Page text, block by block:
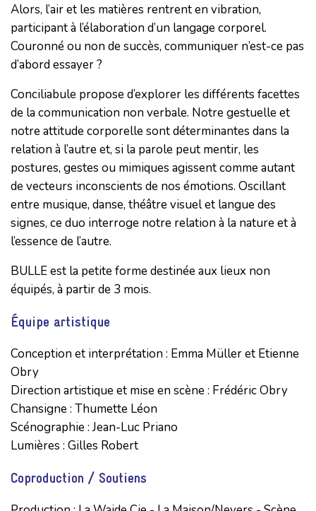
Alors, l’air et les matières rentrent en vibration,
participant à l’élaboration d’un langage corporel.
Couronné ou non de succès, communiquer n’est-ce pas
d’abord essayer ?
Conciliabule propose d’explorer les différents facettes
de la communication non verbale. Notre gestuelle et
notre attitude corporelle sont déterminantes dans la
relation à l’autre et, si la parole peut mentir, les
postures, gestes ou mimiques agissent comme autant
de vecteurs inconscients de nos émotions. Oscillant
entre musique, danse, théâtre visuel et langue des
signes, ce duo interroge notre relation à la nature et à
l’essence de l’autre.
BULLE est la petite forme destinée aux lieux non
équipés, à partir de 3 mois.
Équipe artistique
Conception et interprétation : Emma Müller et Etienne
Obry
Direction artistique et mise en scène : Frédéric Obry
Chansigne : Thumette Léon
Scénographie : Jean-Luc Priano
Lumières : Gilles Robert
Coproduction / Soutiens